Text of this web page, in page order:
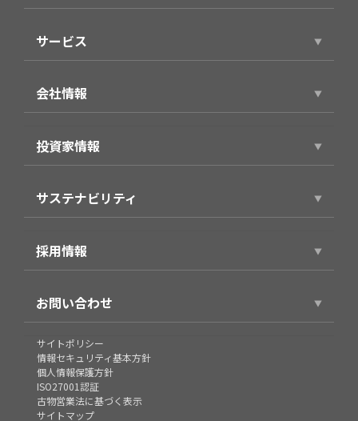
サービス
スマホアプリ（個人向け）
製品・サービス（法人向け）
事例紹介
会社情報
代表ごあいさつ
役員プロフィール
企業理念・パーパス
会社概要
沿革
グループ
投資家情報
経営方針
財務業績情報
株式情報
IRライブラリ
個人投資家の皆様へ
IRカレンダー
サステナビリティ
環境
社会
企業統治
採用情報
新卒採用
キャリア採用
契約社員/アルバイト
エントリー
お問い合わせ
お問い合わせ
コンテンツ料金未納・督促状に関するお問い合わせ
サイトポリシー
情報セキュリティ基本方針
個人情報保護方針
ISO27001認証
古物営業法に基づく表示
サイトマップ